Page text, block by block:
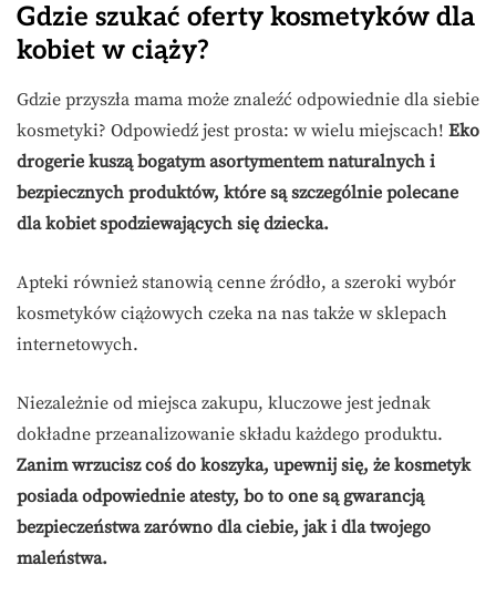
Gdzie szukać oferty kosmetyków dla
kobiet w ciąży?
Gdzie przyszła mama może znaleźć odpowiednie dla siebie
kosmetyki? Odpowiedź jest prosta: w wielu miejscach! Eko
drogerie kuszą bogatym asortymentem naturalnych i
bezpiecznych produktów, które są szczególnie polecane
dla kobiet spodziewających się dziecka.
Apteki również stanowią cenne źródło, a szeroki wybór
kosmetyków ciążowych czeka na nas także w sklepach
internetowych.
Niezależnie od miejsca zakupu, kluczowe jest jednak
dokładne przeanalizowanie składu każdego produktu.
Zanim wrzucisz coś do koszyka, upewnij się, że kosmetyk
posiada odpowiednie atesty, bo to one są gwarancją
bezpieczeństwa zarówno dla ciebie, jak i dla twojego
maleństwa.